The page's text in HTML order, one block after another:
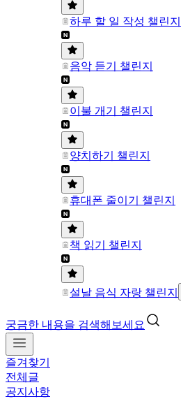
하루 할 일 작성 챌린지
음악 듣기 챌린지
이불 개기 챌린지
양치하기 챌린지
휴대폰 줄이기 챌린지
책 읽기 챌린지
설날 음식 자랑 챌린지
궁금한 내용을 검색해보세요
즐겨찾기
전체글
공지사항